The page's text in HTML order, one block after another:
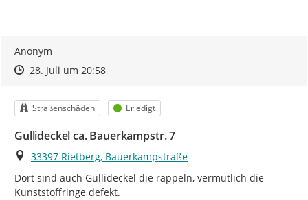
Anonym
Zeitpunkt des Erstellens
Zeitpunkt des Erstellens
28. Juli um 20:58Zur Äußerung
Kategorie
Straßenschäden Status
Erledigt
Gullideckel ca. Bauerkampstr. 7
Ort
33397 Rietberg, Bauerkampstraße
Dort sind auch Gullideckel die rappeln, vermutlich die
Kunststoffringe defekt.